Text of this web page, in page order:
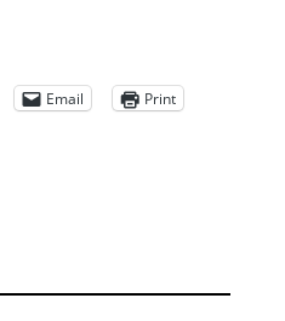
Email Print